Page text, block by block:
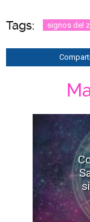
Tags: signos del